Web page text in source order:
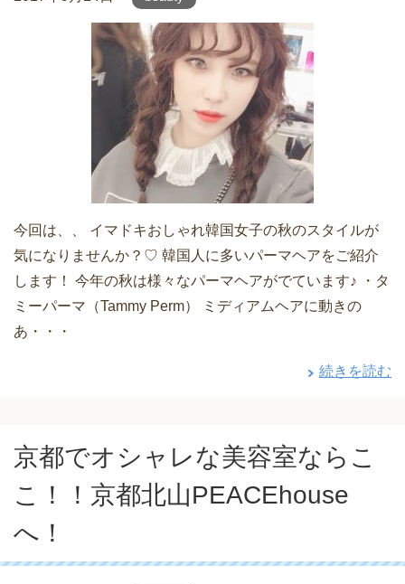
今回は、、 イマドキおしゃれ韓国女子の秋のスタイルが
気になりませんか？♡ 韓国人に多いパーマヘアをご紹介
します！ 今年の秋は様々なパーマヘアがでています♪ ・タ
ミーパーマ（Tammy Perm） ミディアムヘアに動きの
あ・・・
続きを読む
京都でオシャレな美容室ならこ
こ！！京都北山PEACEhouse
へ！